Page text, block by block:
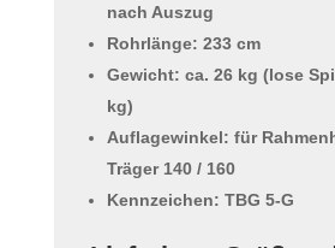
nach Auszug
Rohrlänge: 233 cm
Gewicht: ca. 26 kg (lose
kg)
Auflagewinkel: für
Träger 140 / 160
Kennzeichen: TBG 5-G